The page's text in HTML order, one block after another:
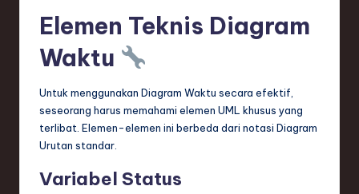
Elemen Teknis Diagram
Waktu
Untuk menggunakan Diagram Waktu secara efektif,
seseorang harus memahami elemen UML khusus yang
terlibat. Elemen-elemen ini berbeda dari notasi Diagram
Urutan standar.
Variabel Status